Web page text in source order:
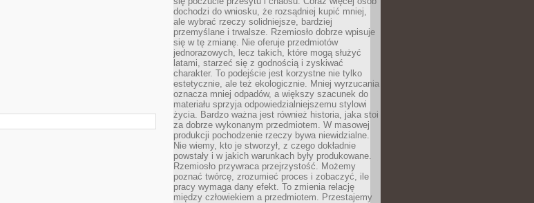
dochodzi do wniosku, że rozsądniej kupić mniej,
ale wybrać rzeczy solidniejsze, bardziej
przemyślane i trwalsze. Rzemiosło dobrze wpisuje
się w tę zmianę. Nie oferuje przedmiotów
jednorazowych, lecz takich, które mogą służyć
latami, starzeć się z godnością i zyskiwać
charakter. To podejście jest korzystne nie tylko
estetycznie, ale też ekologicznie. Mniej wyrzucania
oznacza mniej odpadów, a większy szacunek do
materiału sprzyja odpowiedzialniejszemu stylowi
życia. Bardzo ważna jest również historia, jaka stoi
za dobrze wykonanym przedmiotem. W masowej
produkcji pochodzenie rzeczy bywa niewidzialne.
Nie wiemy, kto je stworzył, z czego dokładnie
powstały i w jakich warunkach były produkowane.
Rzemiosło przywraca przejrzystość. Możemy
poznać twórcę, zrozumieć proces i zobaczyć, ile
pracy wymaga dany efekt. To zmienia relację
między człowiekiem a przedmiotem. Przestajemy